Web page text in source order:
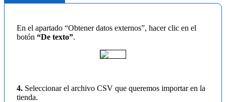
En el apartado “Obtener datos externos”, hacer clic en el
botón “De texto”.
4. Seleccionar el archivo CSV que queremos importar en la
tienda.